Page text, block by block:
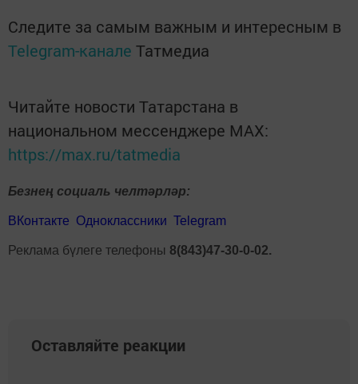
Следите за самым важным и интересным в
Telegram-канале Татмедиа
Читайте новости Татарстана в
национальном мессенджере MАХ:
https://max.ru/tatmedia
Безнең социаль челтәрләр:
ВКонтакте Одноклассники Telegram
Реклама бүлеге телефоны 8(843)47-30-0-02.
Оставляйте реакции